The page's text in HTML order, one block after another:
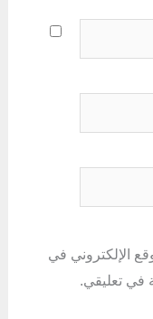
الإلكتروني في
في تعليقي.